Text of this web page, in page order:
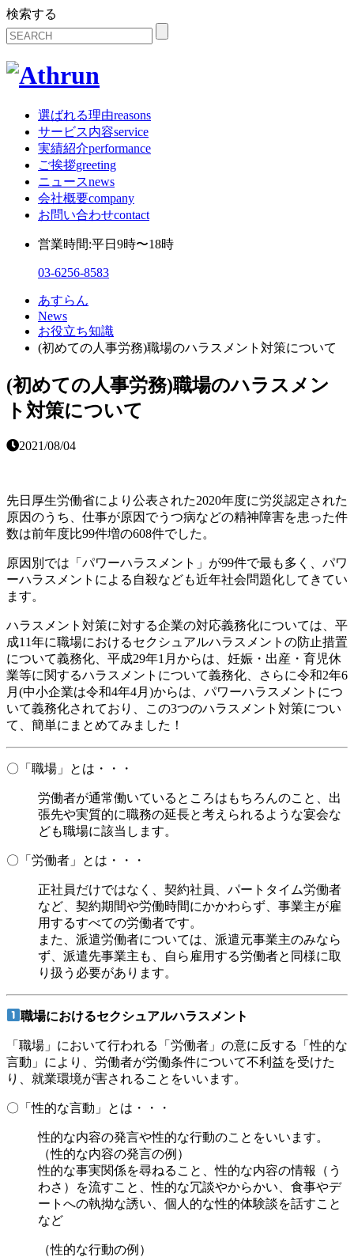
検索する
選ばれる理由reasons
サービス内容service
実績紹介performance
ご挨拶greeting
ニュースnews
会社概要company
お問い合わせcontact
営業時間:平日9時〜18時
03-6256-8583
あすらん
News
お役立ち知識
(初めての人事労務)職場のハラスメント対策について
(初めての人事労務)職場のハラスメン
ト対策について
2021/08/04
先日厚生労働省により公表された2020年度に労災認定された
原因のうち、仕事が原因でうつ病などの精神障害を患った件
数は前年度比99件増の608件でした。
原因別では「パワーハラスメント」が99件で最も多く、パワ
ーハラスメントによる自殺なども近年社会問題化してきてい
ます。
ハラスメント対策に対する企業の対応義務化については、平
成11年に職場におけるセクシュアルハラスメントの防止措置
について義務化、平成29年1月からは、妊娠・出産・育児休
業等に関するハラスメントについて義務化、さらに令和2年6
月(中小企業は令和4年4月)からは、パワーハラスメントにつ
いて義務化されており、この3つのハラスメント対策につい
て、簡単にまとめてみました！
〇「職場」とは・・・
労働者が通常働いているところはもちろんのこと、出
張先や実質的に職務の延長と考えられるような宴会な
ども職場に該当します。
〇「労働者」とは・・・
正社員だけではなく、契約社員、パートタイム労働者
など、契約期間や労働時間にかかわらず、事業主が雇
用するすべての労働者です。
また、派遣労働者については、派遣元事業主のみなら
ず、派遣先事業主も、自ら雇用する労働者と同様に取
り扱う必要があります。
職場におけるセクシュアルハラスメント
「職場」において行われる「労働者」の意に反する「性的な
言動」により、労働者が労働条件について不利益を受けた
り、就業環境が害されることをいいます。
〇「性的な言動」とは・・・
性的な内容の発言や性的な行動のことをいいます。
（性的な内容の発言の例）
性的な事実関係を尋ねること、性的な内容の情報（う
わさ）を流すこと、性的な冗談やからかい、食事やデ
ートへの執拗な誘い、個人的な性的体験談を話すこと
など
（性的な行動の例）